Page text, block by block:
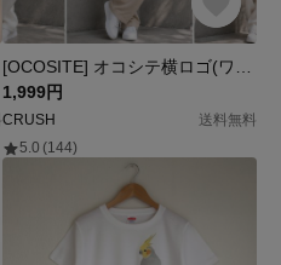
1,999円
CRUSH
送料無料
5.0 (144)